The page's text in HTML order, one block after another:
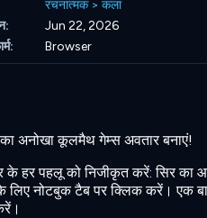
रचनात्मक> कला
Jun 22, 2026
Browser
अनोखा कूलमैथ गेम्स अवतार बनाएं!
के हर पहलू को निजीकृत करें: सिर
लिए नोटबुक टैब पर क्लिक करें। एक